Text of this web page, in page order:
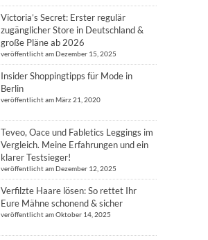
Victoria’s Secret: Erster regulär
zugänglicher Store in Deutschland &
große Pläne ab 2026
veröffentlicht am Dezember 15, 2025
Insider Shoppingtipps für Mode in
Berlin
veröffentlicht am März 21, 2020
Teveo, Oace und Fabletics Leggings im
Vergleich. Meine Erfahrungen und ein
klarer Testsieger!
veröffentlicht am Dezember 12, 2025
Verfilzte Haare lösen: So rettet Ihr
Eure Mähne schonend & sicher
veröffentlicht am Oktober 14, 2025